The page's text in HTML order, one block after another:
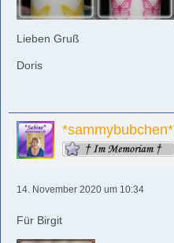
Lieben Gruß
Doris
*sammybubchen*
14. November 2020 um 10:34
Für Birgit